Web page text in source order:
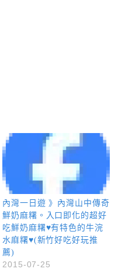
內灣一日遊 》內灣山中傳奇
鮮奶麻糬。入口即化的超好
吃鮮奶麻糬♥有特色的牛浣
水麻糬♥(新竹好吃好玩推
薦)
2015-07-25